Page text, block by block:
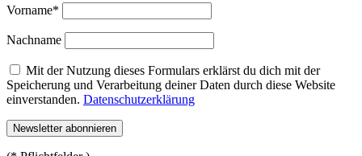
Vorname*
Nachname
Mit der Nutzung dieses Formulars erklärst du dich mit der
Speicherung und Verarbeitung deiner Daten durch diese Website
einverstanden. Datenschutzerklärung